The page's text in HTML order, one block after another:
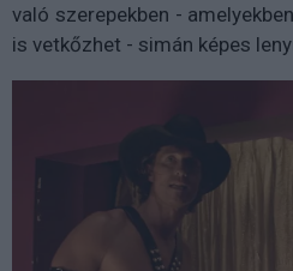
való szerepekben -
is vetkőzhet - simán képes